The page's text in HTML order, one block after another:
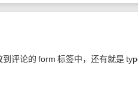
到评论的 form 标签中，还有就是